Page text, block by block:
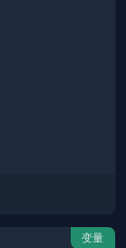
变量